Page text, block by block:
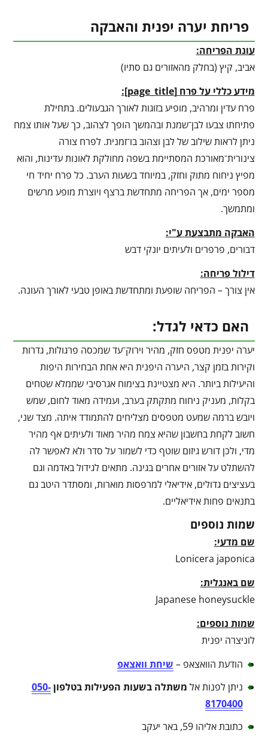
פריחת יערה יפנית והאבקה
עונת הפריחה:
אביב, קיץ (בחלק מהאזורים גם סתיו)
מידע כללי על פרח[
page_title
]
:
פרח עדין ומרהיב, מופיע בזוגות לאורך הגבעולים. בתחילת
פתיחתו צבעו לבן־שמנת ובהמשך הופך לצהוב, כך שעל אותו צמח
ניתן לראות שילוב של לבן וצהוב בו־זמנית. לפרח צורה
צינורית־מאורכת המסתיימת בשפה מחולקת לאונות עדינות, והוא
מפיץ ניחוח מתוק וחזק, במיוחד בשעות הערב. כל פרח יחיד חי
מספר ימים, אך הפריחה מתחדשת ברצף ויוצרת מופע מרשים
ומתמשך.
האבקה מתבצעת ע"י:
דבורים, פרפרים ולעיתים יונקי דבש
דילול פריחה:
אין צורך – הפריחה שופעת ומתחדשת באופן טבעי לאורך העונה.
האם כדאי לגדל:
יערה יפנית מטפס חזק, מהיר וירוק־עד שמכסה פרגולות, גדרות
וקירות בזמן קצר, היערה היפנית היא אחת הבחירות היפות
והיעילות ביותר. היא מצטיינת בצימוח אגרסיבי שממלא שטחים
בקלות, מעניק ניחוח מתקתק בערב, ועמידה מאוד לחום, שמש
ויובש ברמה שמעט מטפסים מצליחים להתמודד איתה. מצד שני,
חשוב לקחת בחשבון שהיא צמח מהיר מאוד ולעיתים אף מהיר
מדי, ולכן דורש גיזום שוטף כדי לשמור על סדר ולא לאפשר לה
להשתלט על אזורים אחרים בגינה. מתאים לגידול באדמה וגם
בעציצים גדולים, אידיאלי למרפסות מוארות, ומסתדר היטב גם
בתנאים פחות אידיאליים.
שמות נוספים
שם מדעי:
Lonicera japonica
שם באנגלית:
Japanese honeysuckle
שמות נוספים:
לוניצרה יפנית
הודעת הוואצאפ – שיחת וואצאפ
ניתן לפנות אל משתלה בשעות הפעילות בטלפון050-
8170400
כתובת אליהו 59, באר יעקב